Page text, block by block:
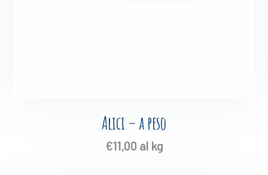
Alici – a peso
€11,00 al kg